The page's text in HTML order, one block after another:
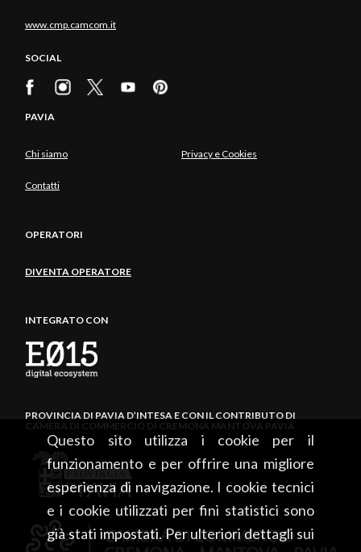
Questo sito utilizza i cookie per il
funzionamento e per offrire una migliore
esperienza di navigazione. I cookie tecnici
e i cookie utilizzati per fini statistici sono
già stati impostati. Per ulteriori dettagli sui
www.cmp.camcom.it
SOCIAL
PAVIA
Chi siamo Privacy e Cookies
Contatti
OPERATORI
DIVENTA OPERATORE
INTEGRATO CON
PROVINCIA DI PAVIA D’INTESA E CON IL CONTRIBUTO DI
CAMERA DI COMMERCIO DI CREMONA MANTOVA PAVIA